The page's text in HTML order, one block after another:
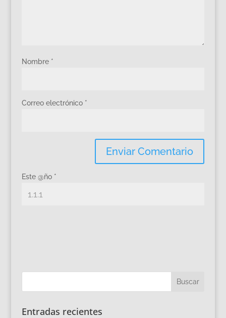
Nombre *
Correo electrónico *
Este @ño *
Entradas recientes